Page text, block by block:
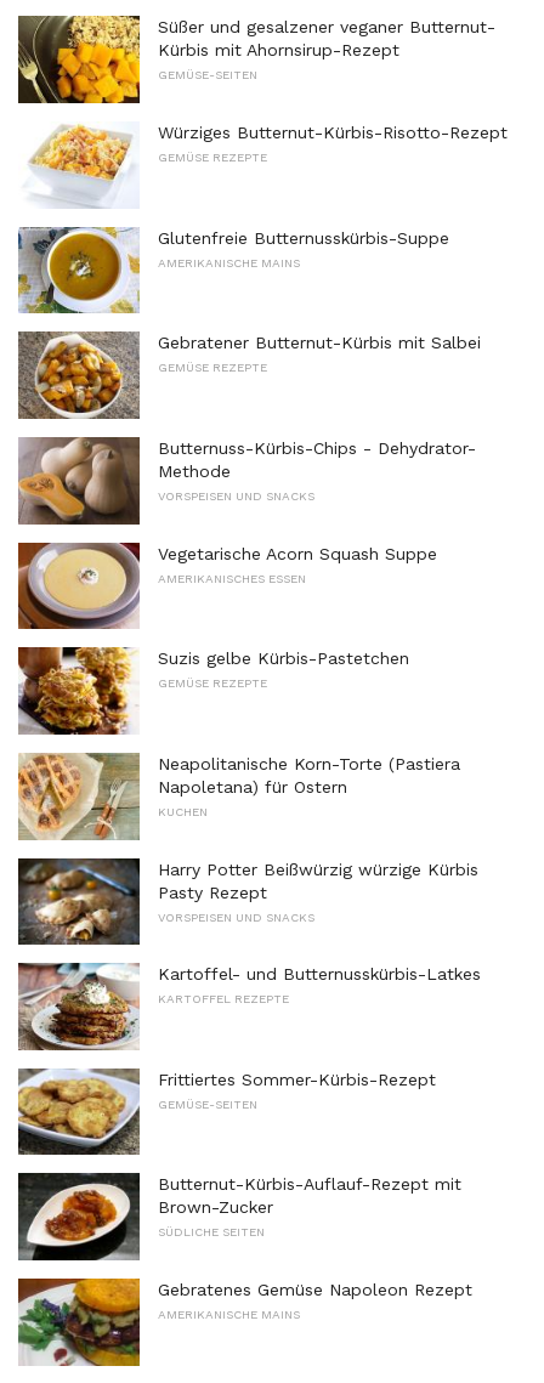
Süßer und gesalzener veganer Butternut-
Kürbis mit Ahornsirup-Rezept
GEMÜSE-SEITEN
Würziges Butternut-Kürbis-Risotto-Rezept
GEMÜSE REZEPTE
Glutenfreie Butternusskürbis-Suppe
AMERIKANISCHE MAINS
Gebratener Butternut-Kürbis mit Salbei
GEMÜSE REZEPTE
Butternuss-Kürbis-Chips - Dehydrator-
Methode
VORSPEISEN UND SNACKS
Vegetarische Acorn Squash Suppe
AMERIKANISCHES ESSEN
Suzis gelbe Kürbis-Pastetchen
GEMÜSE REZEPTE
Neapolitanische Korn-Torte (Pastiera
Napoletana) für Ostern
KUCHEN
Harry Potter Beißwürzig würzige Kürbis
Pasty Rezept
VORSPEISEN UND SNACKS
Kartoffel- und Butternusskürbis-Latkes
KARTOFFEL REZEPTE
Frittiertes Sommer-Kürbis-Rezept
GEMÜSE-SEITEN
Butternut-Kürbis-Auflauf-Rezept mit
Brown-Zucker
SÜDLICHE SEITEN
Gebratenes Gemüse Napoleon Rezept
AMERIKANISCHE MAINS